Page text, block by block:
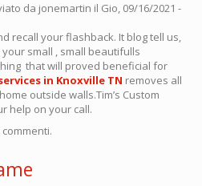
da jonemartin il Gio, 09/16/2021 -
recall your flashback. It blog tell us,
small , small beautifulls
that will proved beneficial for
in Knoxville TN removes all
outside walls.Tim’s Custom
help on your call.